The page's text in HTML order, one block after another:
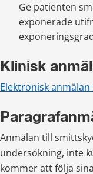
Ge patienten
exponerade
Klinisk
Elektronisk
Anmälan till
undersökning, inte
kommer att följa